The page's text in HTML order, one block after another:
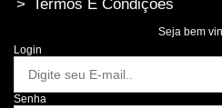
> Termos E Condições
Seja bem
Login
Senha